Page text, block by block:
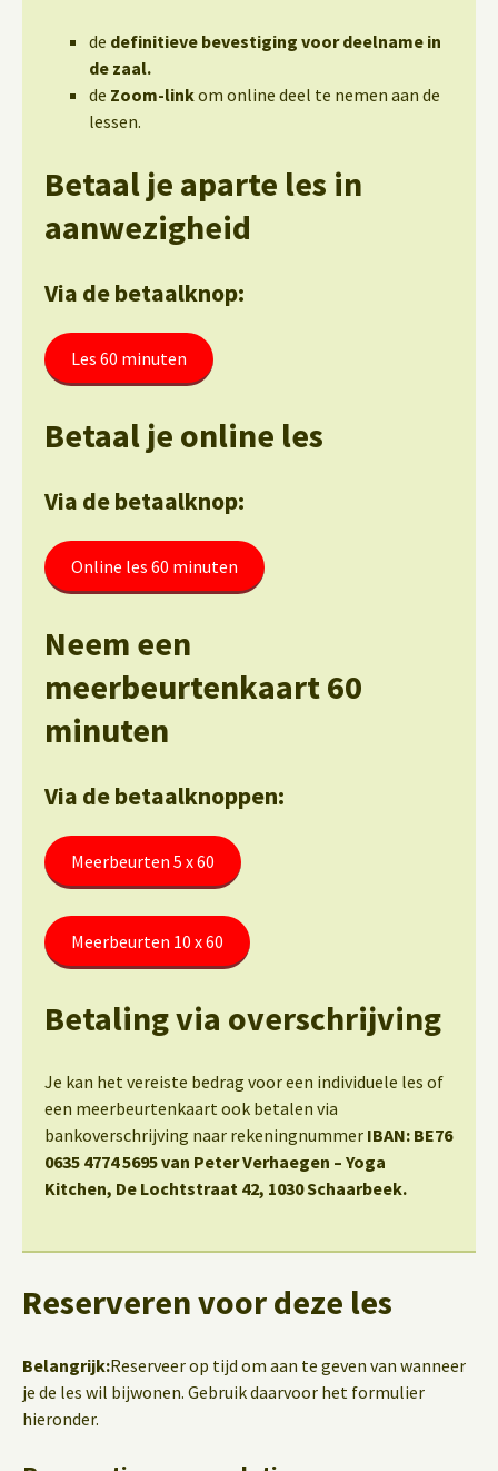
de definitieve bevestiging voor deelname in
de zaal.
de Zoom-linkom online deel te nemen aan de
lessen.
Betaal je aparte les in
aanwezigheid
Via de betaalknop:
Les 60 minuten
Betaal je online les
Via de betaalknop:
Online les 60 minuten
Neem een
meerbeurtenkaart 60
minuten
Via de betaalknoppen:
Meerbeurten 5 x 60
Meerbeurten 10 x 60
Betaling via overschrijving
Je kan het vereiste bedrag voor een individuele les of
een meerbeurtenkaart ook betalen via
bankoverschrijving naar rekeningnummer IBAN: BE76
0635 4774 5695 van Peter Verhaegen – Yoga
Kitchen, De Lochtstraat 42, 1030 Schaarbeek.
Reserveren voor deze les
Belangrijk:Reserveer op tijd om aan te geven van wanneer
je de les wil bijwonen. Gebruik daarvoor het formulier
hieronder.